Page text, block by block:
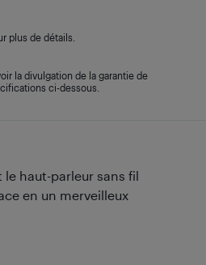
le haut-parleur sans fil
en un merveilleux
plus de détails.
la divulgation de la garantie de
ci-dessous.